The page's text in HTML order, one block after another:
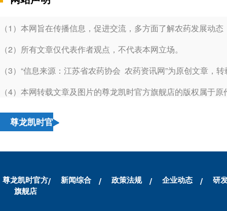
（1）本网旨在传播信息，促进交流，多方面了解农药发展动
（2）所有文章仅代表作者观点，不代表本网立场。
（3）“信息来源：江苏省农药协会 农药资讯网”为原创文章，
（4）本网转载文章及图片的尊龙凯时官方旗舰店的版权属于
尊龙凯时官
尊龙凯时官方
旗舰店
新闻综合 政策法规 企业动态 研